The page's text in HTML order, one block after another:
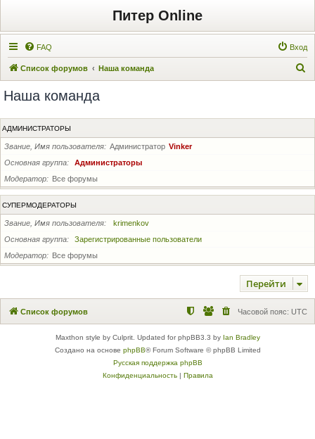
Питер Online
FAQ Вход
Список форумов Наша команда
с
Наша команда
АДМИНИСТРАТОРЫ
Звание, Имя пользователя Администратор Vinker
Основная группа
Администраторы
Модератор
Все форумы
СУПЕРМОДЕРАТОРЫ
Звание, Имя пользователя
krimenkov
Основная группа
Зарегистрированные пользователи
Модератор
Все форумы
Перейти
Список форумов Часовой пояс: UTC
Maxthon style by Culprit. Updated for phpBB3.3 by Ian Bradley
Создано на основе phpBB® Forum Software © phpBB Limited
Русская поддержка phpBB
Конфиденциальность| Правила